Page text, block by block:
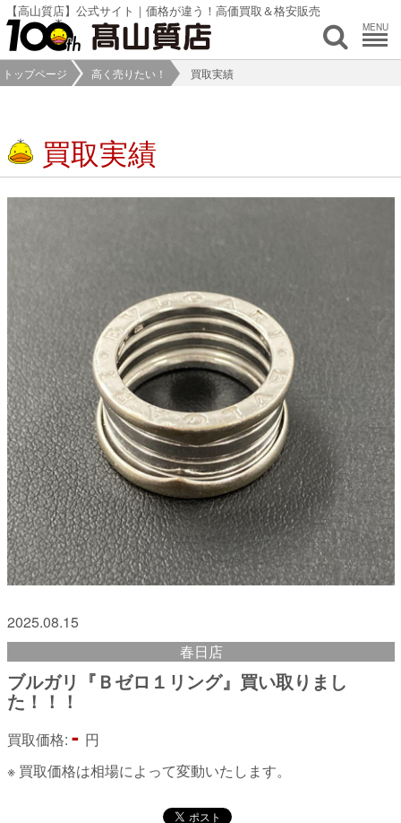
【高山質店】公式サイト｜価格が違う！高価買取＆格安販売
MENU
トップページ 高く売りたい！ 買取実績
買取実績
2025.08.15
春日店
ブルガリ『Ｂゼロ１リング』買い取りまし
た！！！
買取価格: - 円
※ 買取価格は相場によって変動いたします。